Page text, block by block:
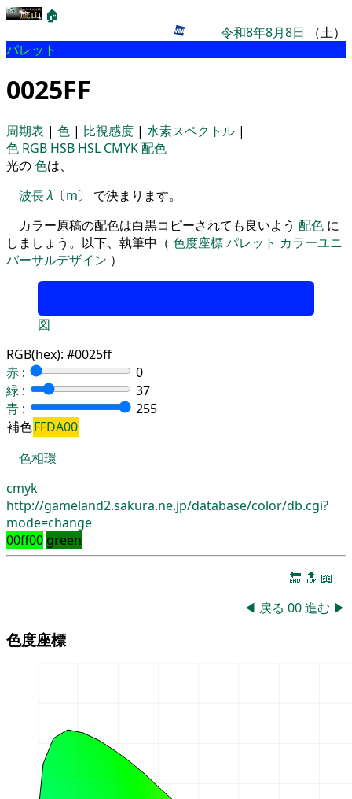
🏠
令和8年8月8日 （土）
パレット
0025FF
周期表 | 色 | 比視感度 | 水素スペクトル |
色 RGB HSB HSL CMYK配色
光の色は、
波長λ 〔m〕 で決まります。
カラー原稿の配色は白黒コピーされても良いよう 配色 に
しましょう。以下、執筆中（ 色度座標パレット カラーユニ
バーサルデザイン ）
図
RGB(hex): #0025ff
赤 :
0
緑 :
37
青 :
255
補色FFDA00
色相環
cmyk
http://gameland2.sakura.ne.jp/database/color/db.cgi?
mode=change
00ff00 green
🔚 🔝 📖
◀ 戻る 00進む ▶
色度座標